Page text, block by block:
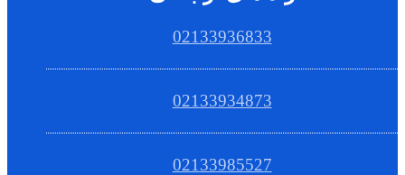
02133936833
02133934873
02133985527